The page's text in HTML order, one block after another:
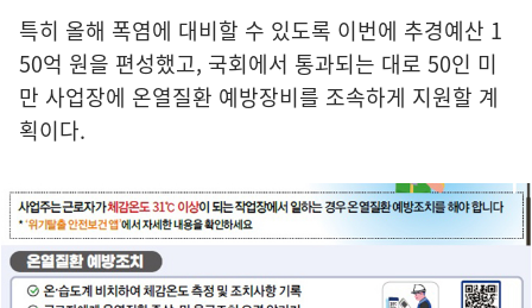
특히 올해 폭염에 대비할 수 있도록 이번에 추경예산 1
50억 원을 편성했고, 국회에서 통과되는 대로 50인 미
만 사업장에 온열질환 예방장비를 조속하게 지원할 계
획이다.